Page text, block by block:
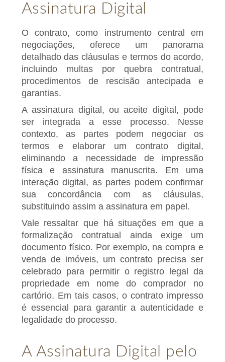
Assinatura Digital
O contrato, como instrumento central em
negociações, oferece um panorama
detalhado das cláusulas e termos do acordo,
incluindo multas por quebra contratual,
procedimentos de rescisão antecipada e
garantias.
A assinatura digital, ou aceite digital, pode
ser integrada a esse processo. Nesse
contexto, as partes podem negociar os
termos e elaborar um contrato digital,
eliminando a necessidade de impressão
física e assinatura manuscrita. Em uma
interação digital, as partes podem confirmar
sua concordância com as cláusulas,
substituindo assim a assinatura em papel.
Vale ressaltar que há situações em que a
formalização contratual ainda exige um
documento físico. Por exemplo, na compra e
venda de imóveis, um contrato precisa ser
celebrado para permitir o registro legal da
propriedade em nome do comprador no
cartório. Em tais casos, o contrato impresso
é essencial para garantir a autenticidade e
legalidade do processo.
A Assinatura Digital pelo